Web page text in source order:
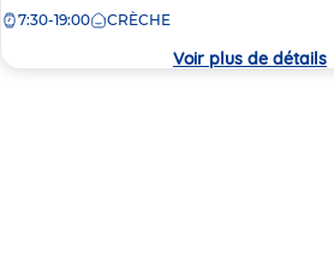
la7:30-19:00 CRÈCHE
Voir plus de détails